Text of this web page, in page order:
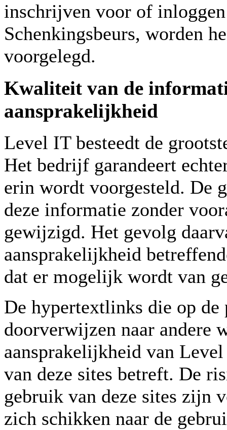
inschrijven voor of
Schenkingsbeurs, worden
voorgelegd.
Kwaliteit van de
aansprakelijkheid
Level IT besteedt de
Het bedrijf garandeert
erin wordt voorgesteld. De
deze informatie zonder
gewijzigd. Het gevolg
aansprakelijkheid
dat er mogelijk wordt van
De hypertextlinks die op de
doorverwijzen naar andere
aansprakelijkheid van
van deze sites betreft. De
gebruik van deze sites zijn
zich schikken naar de